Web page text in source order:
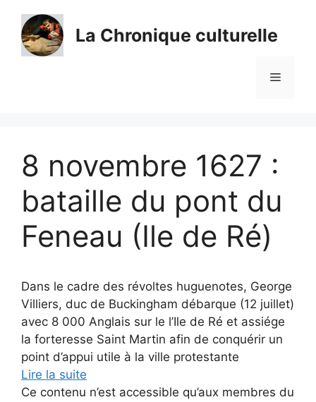
contenu
La Chronique culturelle
Menu
8 novembre 1627 :
bataille du pont du
Feneau (Ile de Ré)
Dans le cadre des révoltes huguenotes, George
Villiers, duc de Buckingham débarque (12 juillet)
avec 8 000 Anglais sur le l’Ile de Ré et assiége
la forteresse Saint Martin afin de conquérir un
point d’appui utile à la ville protestante
Lire la suite
Ce contenu n’est accessible qu’aux membres du